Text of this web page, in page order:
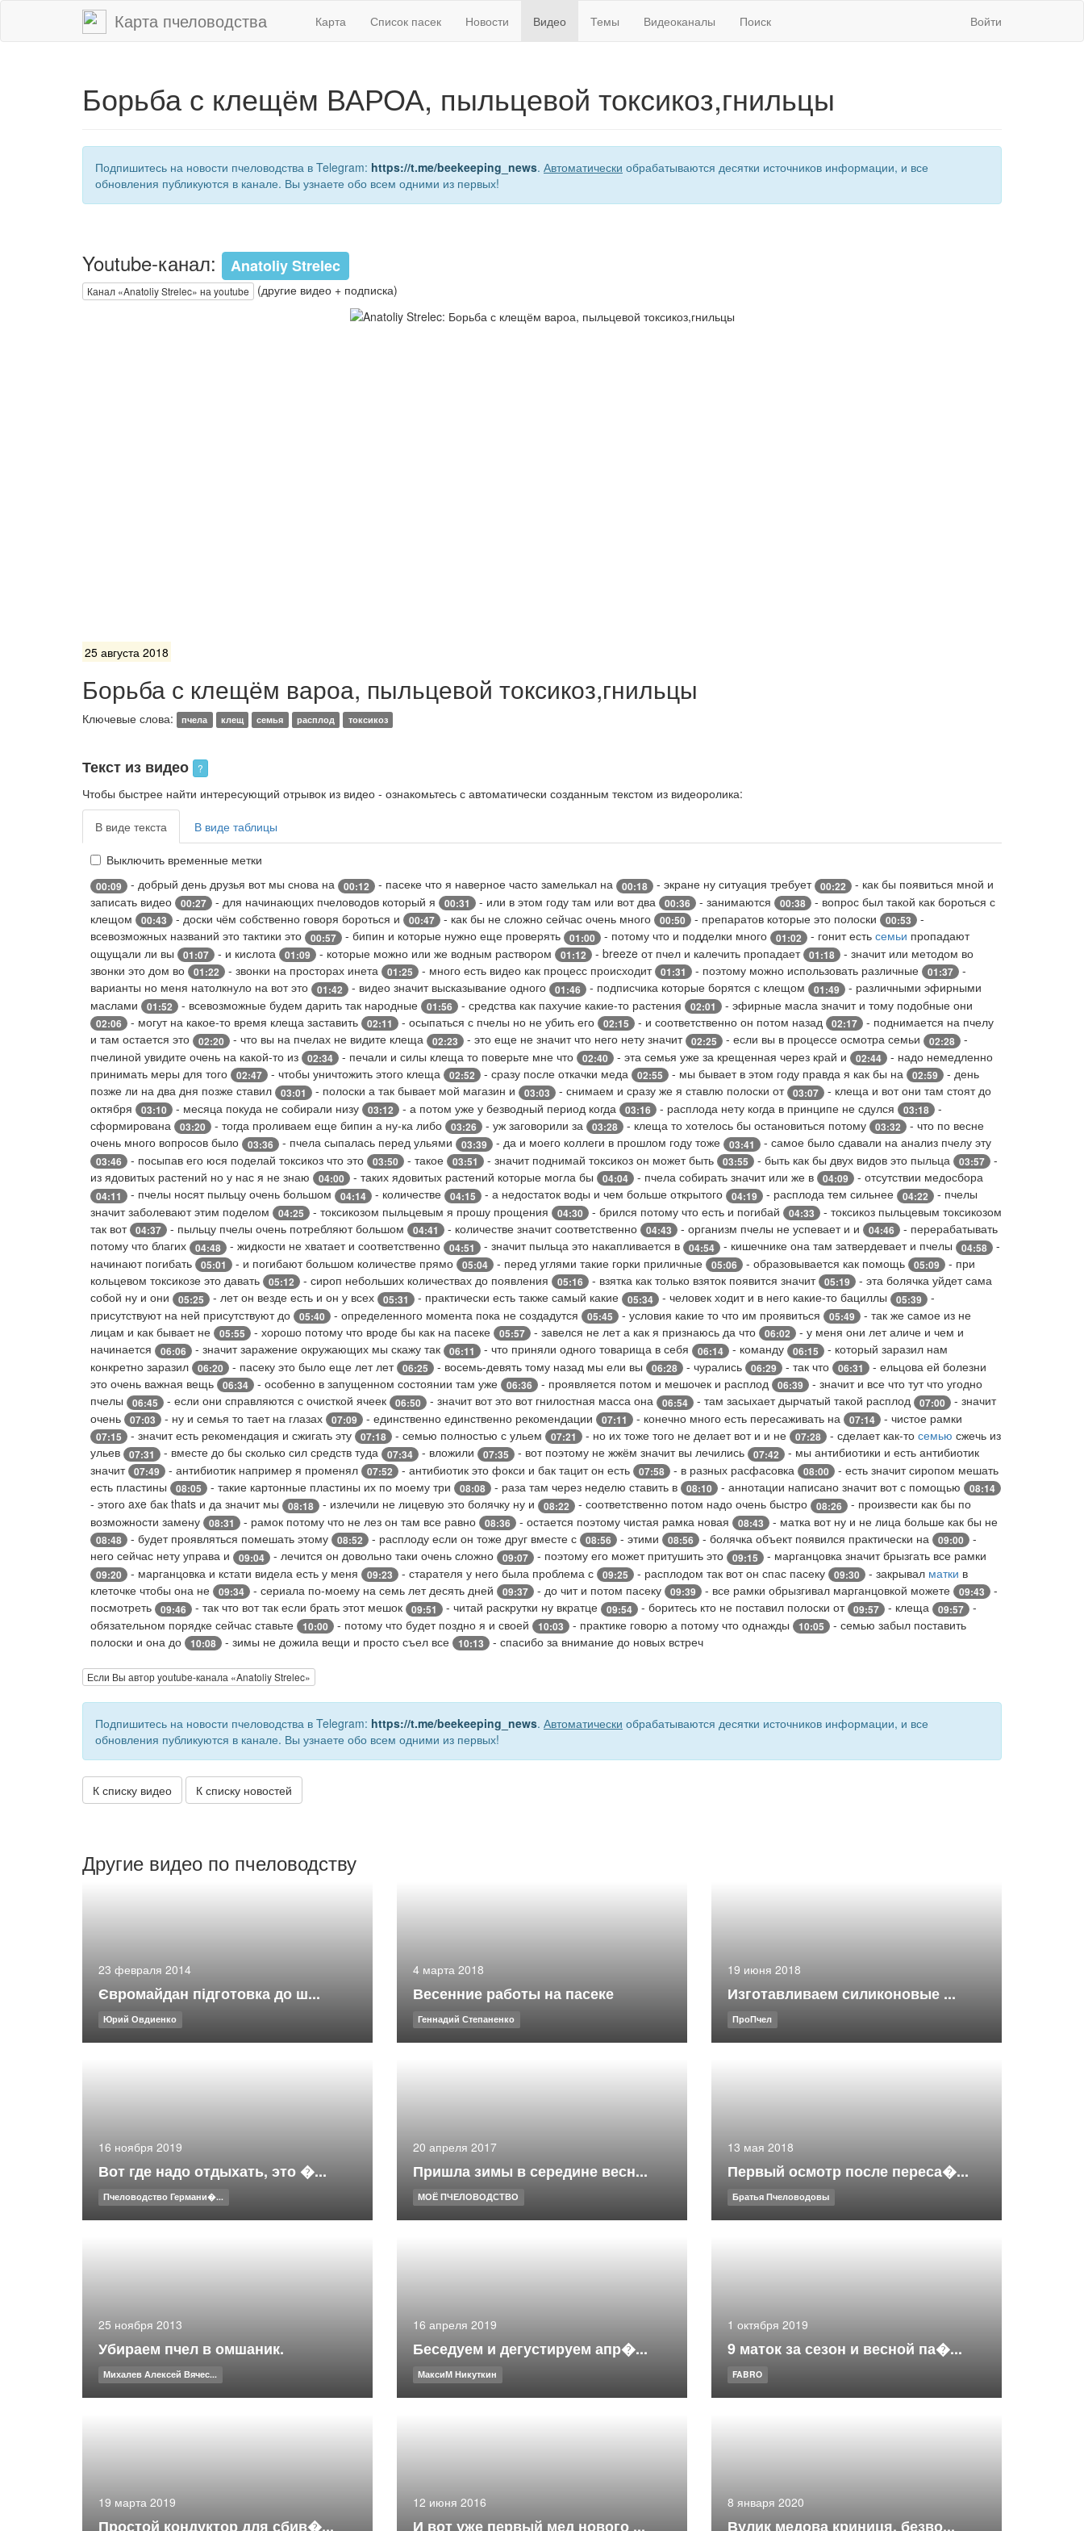
Карта пчеловодства Карта Список пасек Новости Видео Темы Видеоканалы Поиск Войти
Борьба с клещём ВАРОА, пыльцевой токсикоз,гнильцы
Подпишитесь на новости пчеловодства в Telegram: https://t.me/beekeeping_news. Автоматически обрабатываются десятки источников информации, и все
обновления публикуются в канале. Вы узнаете обо всем одними из первых!
Youtube-канал: Anatoliy Strelec
Канал «Anatoliy Strelec» на youtube (другие видео + подписка)
25 августа 2018
Борьба с клещём вароа, пыльцевой токсикоз,гнильцы
Ключевые слова: пчела клещ семья расплод токсикоз
Текст из видео ?
Чтобы быстрее найти интересующий отрывок из видео - ознакомьтесь с автоматически созданным текстом из видеоролика:
В виде текста В виде таблицы
Выключить временные метки
00:09 - добрый день друзья вот мы снова на 00:12 - пасеке что я наверное часто замелькал на 00:18 - экране ну ситуация требует 00:22
- как бы появиться мной и
записать видео
00:27 - для начинающих пчеловодов который я 00:31 - или в этом году там или вот два 00:36 - занимаются 00:38
- вопрос был такой как бороться с
клещом
00:43 - доски чём собственно говоря бороться и 00:47 - как бы не сложно сейчас очень много 00:50 - препаратов которые это полоски 00:53
-
всевозможных названий это тактики это
00:57 - бипин и которые нужно еще проверять 01:00 - потому что и подделки много 01:02 - гонит есть семьи пропадают
ощущали ли вы
01:07 - и кислота 01:09 - которые можно или же водным раствором 01:12 - breeze от пчел и калечить пропадает 01:18
- значит или методом во
звонки это дом во
01:22 - звонки на просторах инета 01:25 - много есть видео как процесс происходит 01:31 - поэтому можно использовать различные 01:37
-
варианты но меня натолкнуло на вот это
01:42 - видео значит высказывание одного 01:46 - подписчика которые борятся с клещом 01:49
- различными эфирными
маслами
01:52 - всевозможные будем дарить так народные 01:56 - средства как пахучие какие-то растения 02:01 - эфирные масла значит и тому подобные они
02:06 - могут на какое-то время клеща заставить 02:11 - осыпаться с пчелы но не убить его 02:15 - и соответственно он потом назад 02:17
- поднимается на пчелу
и там остается это
02:20 - что вы на пчелах не видите клеща 02:23 - это еще не значит что него нету значит 02:25 - если вы в процессе осмотра семьи 02:28
-
пчелиной увидите очень на какой-то из
02:34 - печали и силы клеща то поверьте мне что 02:40 - эта семья уже за крещенная через край и 02:44
- надо немедленно
принимать меры для того
02:47 - чтобы уничтожить этого клеща 02:52 - сразу после откачки меда 02:55 - мы бывает в этом году правда я как бы на 02:59
- день
позже ли на два дня позже ставил
03:01 - полоски а так бывает мой магазин и 03:03 - снимаем и сразу же я ставлю полоски от 03:07
- клеща и вот они там стоят до
октября
03:10 - месяца покуда не собирали низу 03:12 - а потом уже у безводный период когда 03:16 - расплода нету когда в принципе не сдулся 03:18
-
сформирована
03:20 - тогда проливаем еще бипин а ну-ка либо 03:26 - уж заговорили за 03:28 - клеща то хотелось бы остановиться потому 03:32
- что по весне
очень много вопросов было
03:36 - пчела сыпалась перед ульями 03:39 - да и моего коллеги в прошлом году тоже 03:41 - самое было сдавали на анализ пчелу эту
03:46 - посыпав его юся поделай токсикоз что это 03:50 - такое 03:51 - значит поднимай токсикоз он может быть 03:55 - быть как бы двух видов это пыльца 03:57
-
из ядовитых растений но у нас я не знаю
04:00 - таких ядовитых растений которые могла бы 04:04 - пчела собирать значит или же в 04:09 - отсутствии медосбора
04:11 - пчелы носят пыльцу очень большом 04:14 - количестве 04:15 - а недостаток воды и чем больше открытого 04:19 - расплода тем сильнее 04:22
- пчелы
значит заболевают этим поделом
04:25 - токсикозом пыльцевым я прошу прощения 04:30 - брился потому что есть и погибай 04:33
- токсикоз пыльцевым токсикозом
так вот 04:37 - пыльцу пчелы очень потребляют большом 04:41 - количестве значит соответственно 04:43 - организм пчелы не успевает и и 04:46
- перерабатывать
потому что благих
04:48 - жидкости не хватает и соответственно 04:51 - значит пыльца это накапливается в 04:54 - кишечнике она там затвердевает и пчелы 04:58
-
начинают погибать
05:01 - и погибают большом количестве прямо 05:04 - перед углями такие горки приличные 05:06 - образовывается как помощь 05:09
- при
кольцевом токсикозе это давать
05:12 - сироп небольших количествах до появления 05:16 - взятка как только взяток появится значит 05:19
- эта болячка уйдет сама
собой ну и они
05:25 - лет он везде есть и он у всех 05:31 - практически есть также самый какие 05:34 - человек ходит и в него какие-то бациллы 05:39
-
присутствуют на ней присутствуют до
05:40 - определенного момента пока не создадутся 05:45 - условия какие то что им проявиться 05:49
- так же самое из не
лицам и как бывает не
05:55 - хорошо потому что вроде бы как на пасеке 05:57 - завелся не лет а как я признаюсь да что 06:02
- у меня они лет аличе и чем и
начинается
06:06 - значит заражение окружающих мы скажу так 06:11 - что приняли одного товарища в себя 06:14 - команду 06:15
- который заразил нам
конкретно заразил
06:20 - пасеку это было еще лет лет 06:25 - восемь-девять тому назад мы ели вы 06:28 - чурались 06:29 - так что 06:31
- ельцова ей болезни
это очень важная вещь
06:34 - особенно в запущенном состоянии там уже 06:36 - проявляется потом и мешочек и расплод 06:39
- значит и все что тут что угодно
пчелы
06:45 - если они справляются с очисткой ячеек 06:50 - значит вот это вот гнилостная масса она 06:54 - там засыхает дырчатый такой расплод 07:00
- значит
очень
07:03 - ну и семья то тает на глазах 07:09 - единственно единственно рекомендации 07:11 - конечно много есть пересаживать на 07:14 - чистое рамки
07:15 - значит есть рекомендация и сжигать эту 07:18 - семью полностью с ульем 07:21 - но их тоже того не делает вот и и не 07:28 - сделает как-то семью сжечь из
ульев
07:31 - вместе до бы сколько сил средств туда 07:34 - вложили 07:35 - вот поэтому не жжём значит вы лечились 07:42
- мы антибиотики и есть антибиотик
значит 07:49 - антибиотик например я променял 07:52 - антибиотик это фокси и бак тацит он есть 07:58 - в разных расфасовка 08:00
- есть значит сиропом мешать
есть пластины
08:05 - такие картонные пластины их по моему три 08:08 - раза там через неделю ставить в 08:10 - аннотации написано значит вот с помощью 08:14
- этого axe бак thats и да значит мы 08:18 - излечили не лицевую это болячку ну и 08:22 - соответственно потом надо очень быстро 08:26
- произвести как бы по
возможности замену
08:31 - рамок потому что не лез он там все равно 08:36 - остается поэтому чистая рамка новая 08:43 - матка вот ну и не лица больше как бы не
08:48 - будет проявляться помешать этому 08:52 - расплоду если он тоже друг вместе с 08:56 - этими 08:56 - болячка объект появился практически на 09:00
-
него сейчас нету управа и
09:04 - лечится он довольно таки очень сложно 09:07 - поэтому его может притушить это 09:15 - марганцовка значит брызгать все рамки
09:20 - марганцовка и кстати видела есть у меня 09:23 - старателя у него была проблема с 09:25 - расплодом так вот он спас пасеку 09:30 - закрывал матки в
клеточке чтобы она не
09:34 - сериала по-моему на семь лет десять дней 09:37 - до чит и потом пасеку 09:39 - все рамки обрызгивал марганцовкой можете 09:43
-
посмотреть
09:46 - так что вот так если брать этот мешок 09:51 - читай раскрутки ну вкратце 09:54 - боритесь кто не поставил полоски от 09:57 - клеща 09:57
-
обязательном порядке сейчас ставьте
10:00 - потому что будет поздно я и своей 10:03 - практике говорю а потому что однажды 10:05
- семью забыл поставить
полоски и она до
10:08 - зимы не дожила вещи и просто съел все 10:13 - спасибо за внимание до новых встреч
Если Вы автор youtube-канала «Anatoliy Strelec»
Подпишитесь на новости пчеловодства в Telegram: https://t.me/beekeeping_news. Автоматически обрабатываются десятки источников информации, и все
обновления публикуются в канале. Вы узнаете обо всем одними из первых!
К списку видео К списку новостей
Другие видео по пчеловодству
23 февраля 2014
Євромайдан підготовка до ш...
Юрий Овдиенко
4 марта 2018
Весенние работы на пасеке
Геннадий Степаненко
19 июня 2018
Изготавливаем силиконовые ...
ПроПчел
16 ноября 2019
Вот где надо отдыхать, это �...
Пчеловодство Германи�...
20 апреля 2017
Пришла зимы в середине весн...
МОЁ ПЧЕЛОВОДСТВО
13 мая 2018
Первый осмотр после переса�...
Братья Пчеловодовы
25 ноября 2013
Убираем пчел в омшаник.
Михалев Алексей Вячес...
16 апреля 2019
Беседуем и дегустируем апр�...
МаксиМ Никуткин
1 октября 2019
9 маток за сезон и весной па�...
FABRO
19 марта 2019
Простой кондуктор для сбив�...
12 июня 2016
И вот уже первый мед нового ...
8 января 2020
Вулик медова криниця, безво...